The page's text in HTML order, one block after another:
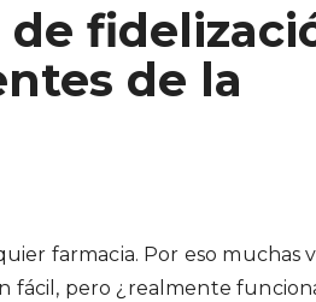
de la
farmacia. Por eso muchas
fácil, pero ¿realmente